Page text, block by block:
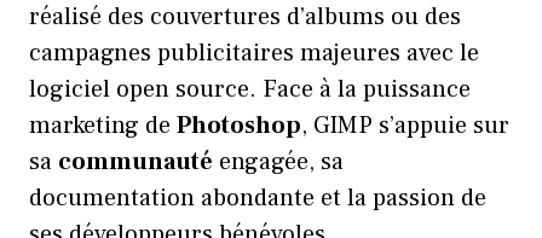
réalisé des couvertures d’albums ou des
campagnes publicitaires majeures avec le
logiciel open source. Face à la puissance
marketing de Photoshop, GIMP s’appuie sur
sa communauté engagée, sa
documentation abondante et la passion de